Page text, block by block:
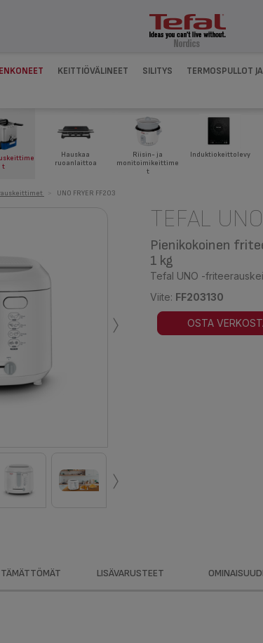
KEITTIÖVÄLINEET SILITYS TERMOSPULLOT
t
Hauskaa
ruoanlaittoa
Riisin- ja
monitoimikeittime
t
Induktiokeittolevy
UNO FRYER FF203
›
›
TEFAL
Pienikokoinen
1 kg
Tefal UNO -
Viite: FF203130
OSTA
LISÄVARUSTEET